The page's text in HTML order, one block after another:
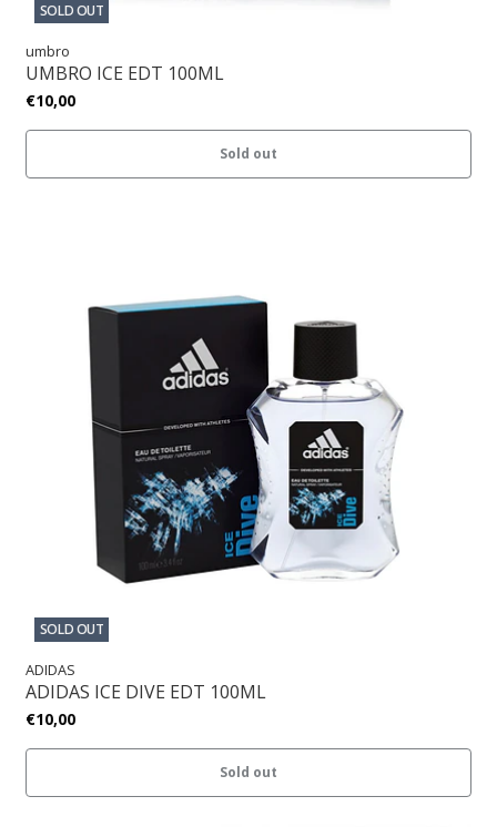
SOLD OUT
umbro
UMBRO ICE EDT 100ML
€10,00
Sold out
SOLD OUT
ADIDAS
ADIDAS ICE DIVE EDT 100ML
€10,00
Sold out